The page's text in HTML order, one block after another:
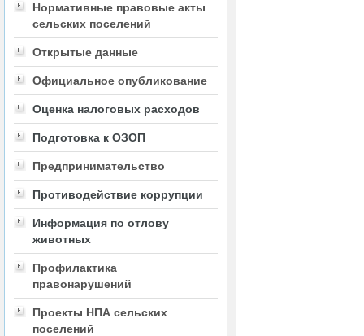
Нормативные правовые акты
сельских поселений
Открытые данные
Официальное опубликование
Оценка налоговых расходов
Подготовка к ОЗОП
Предпринимательство
Противодействие коррупции
Информация по отлову
животных
Профилактика
правонарушений
Проекты НПА сельских
поселений